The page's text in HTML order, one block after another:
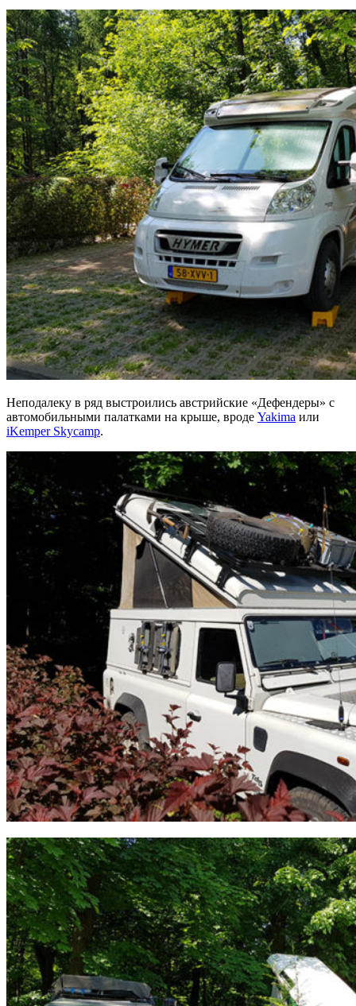
Неподалеку в ряд выстроились австрийские «Дефендеры» с
автомобильными палатками на крыше, вроде Yakima или
iKemper Skycamp.